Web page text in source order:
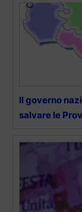
Il governo
salvare le